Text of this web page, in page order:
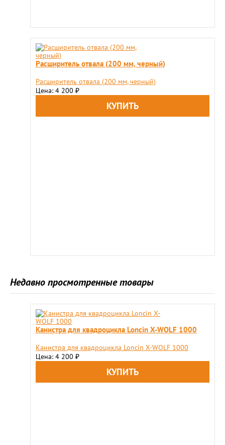
Расширитель отвала (200 мм, черный)
Расширитель отвала (200 мм, черный)
Цена: 4 200 ₽
Недавно просмотренные товары
Канистра для квадроцикла Loncin X-WOLF 1000
Канистра для квадроцикла Loncin X-WOLF 1000
Цена: 4 200 ₽